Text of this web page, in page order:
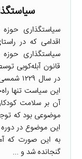
سیاستگذاری
اقدامی که در
سیاستگذاری
قانون آبله‌کوبی
در سال
این سیاست تنها
آن بر سلامت
موضوعی بود که
این موضوع در
به این صورت که
گنجانده شد و ...